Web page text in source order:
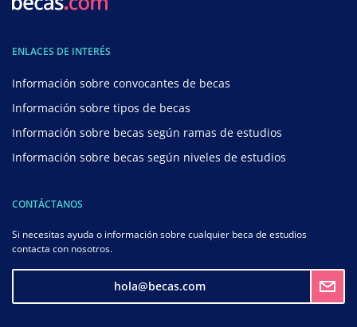
ENLACES DE INTERÉS
Información sobre convocantes de becas
Información sobre tipos de becas
Información sobre becas según ramas de estudios
Información sobre becas según niveles de estudios
CONTÁCTANOS
Si necesitas ayuda o información sobre cualquier beca de estudios
contacta con nosotros.
hola@becas.com